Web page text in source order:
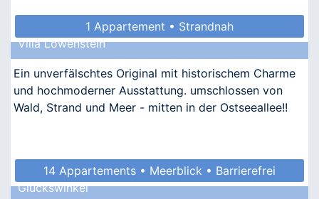
1 Appartement • Strandnah
Villa Löwenstein
Ein unverfälschtes Original mit historischem Charme
und hochmoderner Ausstattung. umschlossen von
Wald, Strand und Meer - mitten in der Ostseeallee!!
14 Appartements • Meerblick • Barrierefrei
Glückswinkel